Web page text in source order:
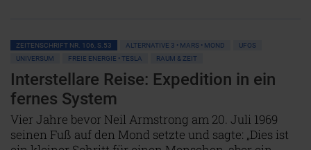
ZEITENSCHRIFT NR. 106, S.53 ALTERNATIVE 3 • MARS • MOND
UFOS
UNIVERSUM
FREIE ENERGIE • TESLA RAUM & ZEIT
Interstellare Reise: Expedition in ein
fernes System
Vier Jahre bevor Neil Armstrong am 20. Juli 1969
seinen Fuß auf den Mond setzte und sagte: „Dies ist